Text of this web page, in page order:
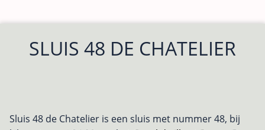
SLUIS 48 DE CHATELIER
Sluis 48 de Chatelier is een sluis met nummer 48, bij